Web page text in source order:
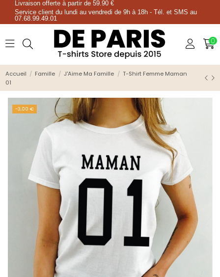
Livraison offerte à partir de 59.90 €
Service client du lundi au vendredi de 9h à 18h - Tél. et SMS au
07.68.99.49.01
0
Accueil Famille J'Aime Ma Famille
T-Shirt Femme Maman
01
-3,00 €